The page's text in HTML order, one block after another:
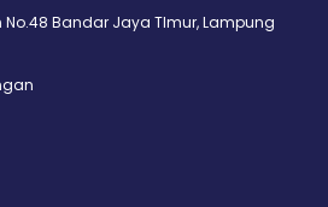
No.48 Bandar Jaya TImur, Lampung